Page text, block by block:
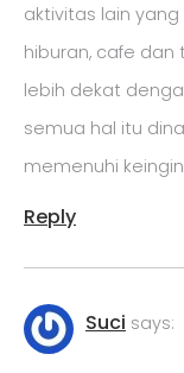
aktivitas lain
hiburan, cafe
lebih dekat
semua hal itu
memenuhi
Reply
Suci says: